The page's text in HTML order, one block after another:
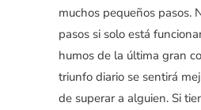
muchos pequeños pasos.
pasos si solo está
humos de la última gran
triunfo diario se sentirá
de superar a alguien. Si